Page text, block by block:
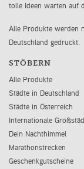
tolle Ideen warten auf
Alle Produkte werden
Deutschland gedruckt.
STÖBERN
Alle Produkte
Städte in Deutschland
Städte in Österreich
Internationale
Dein Nachthimmel
Marathonstrecken
Geschenkgutscheine